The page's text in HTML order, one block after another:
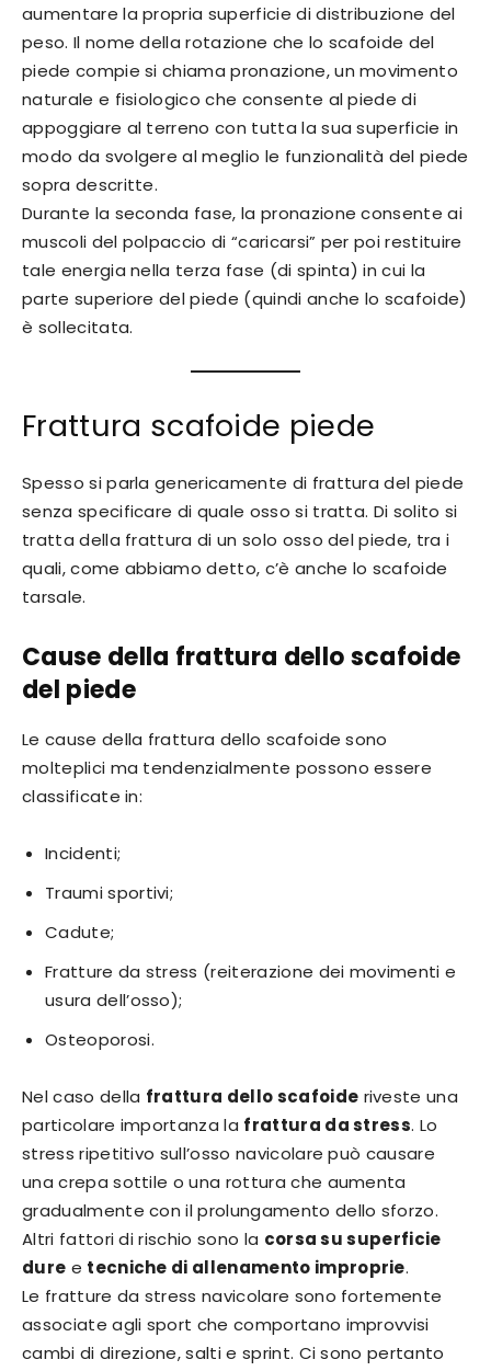
aumentare la propria superficie di distribuzione del
peso. Il nome della rotazione che lo scafoide del
piede compie si chiama pronazione, un movimento
naturale e fisiologico che consente al piede di
appoggiare al terreno con tutta la sua superficie in
modo da svolgere al meglio le funzionalità del piede
sopra descritte.
Durante la seconda fase, la pronazione consente ai
muscoli del polpaccio di “caricarsi” per poi restituire
tale energia nella terza fase (di spinta) in cui la
parte superiore del piede (quindi anche lo scafoide)
è sollecitata.
Frattura scafoide piede
Spesso si parla genericamente di frattura del piede
senza specificare di quale osso si tratta. Di solito si
tratta della frattura di un solo osso del piede, tra i
quali, come abbiamo detto, c’è anche lo scafoide
tarsale.
Cause della frattura dello scafoide
del piede
Le cause della frattura dello scafoide sono
molteplici ma tendenzialmente possono essere
classificate in:
Incidenti;
Traumi sportivi;
Cadute;
Fratture da stress (reiterazione dei movimenti e
usura dell’osso);
Osteoporosi.
Nel caso della frattura dello scafoide riveste una
particolare importanza la frattura da stress. Lo
stress ripetitivo sull’osso navicolare può causare
una crepa sottile o una rottura che aumenta
gradualmente con il prolungamento dello sforzo.
Altri fattori di rischio sono la corsa su superficie
dure e tecniche di allenamento improprie.
Le fratture da stress navicolare sono fortemente
associate agli sport che comportano improvvisi
cambi di direzione, salti e sprint. Ci sono pertanto